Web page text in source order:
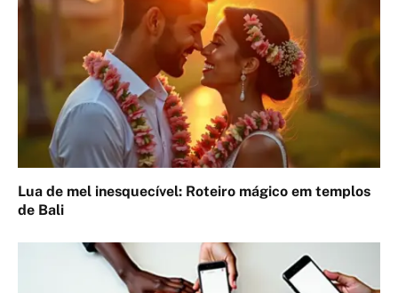
Lua de mel inesquecível: Roteiro mágico em templos
de Bali